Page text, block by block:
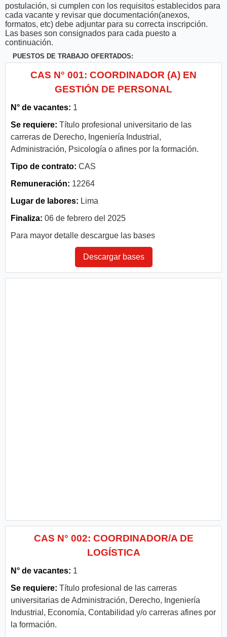
postulación, si cumplen con los requisitos establecidos para
cada vacante y revisar que documentación(anexos,
formatos, etc) debe adjuntar para su correcta inscripción.
Las bases son consignados para cada puesto a
continuación.
PUESTOS DE TRABAJO OFERTADOS:
CAS N° 001: COORDINADOR (A) EN
GESTIÓN DE PERSONAL
N° de vacantes: 1
Se requiere: Título profesional universitario de las
carreras de Derecho, Ingeniería Industrial,
Administración, Psicología o afines por la formación.
Tipo de contrato: CAS
Remuneración: 12264
Lugar de labores: Lima
Finaliza: 06 de febrero del 2025
Para mayor detalle descargue las bases
Descargar bases
CAS N° 002: COORDINADOR/A DE
LOGÍSTICA
N° de vacantes: 1
Se requiere: Título profesional de las carreras
universitarias de Administración, Derecho, Ingeniería
Industrial, Economía, Contabilidad y/o carreras afines por
la formación.